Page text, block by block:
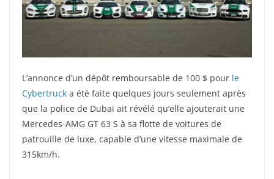
L’annonce d’un dépôt remboursable de 100 $ pour le
Cybertruck a été faite quelques jours seulement après
que la police de Dubaï ait révélé qu’elle ajouterait une
Mercedes-AMG GT 63 S à sa flotte de voitures de
patrouille de luxe, capable d’une vitesse maximale de
315km/h.